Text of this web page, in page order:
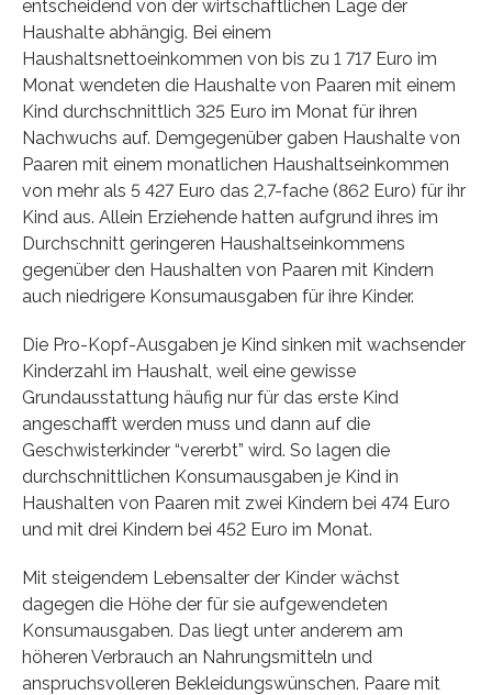
entscheidend von der wirtschaftlichen Lage der
Haushalte abhängig. Bei einem
Haushaltsnettoeinkommen von bis zu 1 717 Euro im
Monat wendeten die Haushalte von Paaren mit einem
Kind durchschnittlich 325 Euro im Monat für ihren
Nachwuchs auf. Demgegenüber gaben Haushalte von
Paaren mit einem monatlichen Haushaltseinkommen
von mehr als 5 427 Euro das 2,7-fache (862 Euro) für ihr
Kind aus. Allein Erziehende hatten aufgrund ihres im
Durchschnitt geringeren Haushaltseinkommens
gegenüber den Haushalten von Paaren mit Kindern
auch niedrigere Konsumausgaben für ihre Kinder.
Die Pro-Kopf-Ausgaben je Kind sinken mit wachsender
Kinderzahl im Haushalt, weil eine gewisse
Grundausstattung häufig nur für das erste Kind
angeschafft werden muss und dann auf die
Geschwisterkinder “vererbt” wird. So lagen die
durchschnittlichen Konsumausgaben je Kind in
Haushalten von Paaren mit zwei Kindern bei 474 Euro
und mit drei Kindern bei 452 Euro im Monat.
Mit steigendem Lebensalter der Kinder wächst
dagegen die Höhe der für sie aufgewendeten
Konsumausgaben. Das liegt unter anderem am
höheren Verbrauch an Nahrungsmitteln und
anspruchsvolleren Bekleidungswünschen. Paare mit